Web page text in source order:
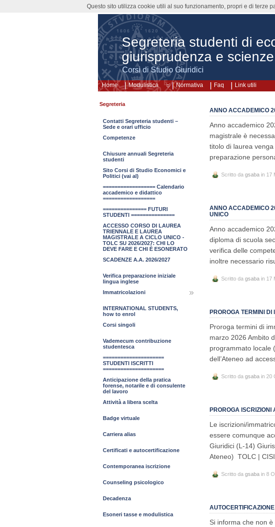
Segreteria studenti di
giurisprudenza e
Corsi di Studio Giuridici
Home Modulistica Normativa Faq Link utili
ANNO ACCADEMICO
Anno accademico
magistrale è
titolo di laurea
preparazione
Scritto da gsaba in 17
ANNO ACCADEMICO
UNICO
Anno accademico
diploma di scuola
verifica delle
inoltre necessario
Scritto da gsaba in 17
PROROGA TERMINI
Proroga termini di
marzo 2026 Ambito
programmato locale
dell’Ateneo ad
Scritto da gsaba in 20
PROROGA ISCRIZIONI
Le iscrizioni/
essere comunque
Giuridici (L-14)
Ateneo) TOLC |
Scritto da gsaba in 8
Si informa che non è
Segreteria
Contatti Segreteria studenti –
Sede e orari ufficio
Competenze
Chiusure annuali Segreteria
studenti
Sito Corsi di Studio Economici e
Politici (vai al)
================== Calendario
accademico e didattico
==================
=============== FUTURI
STUDENTI ===============
ACCESSO CORSO DI LAUREA
TRIENNALE E LAUREA
MAGISTRALE A CICLO UNICO -
TOLC SU 2026/2027: CHI LO
DEVE FARE E CHI È ESONERATO
SCADENZE A.A. 2026/2027
Verifica preparazione iniziale
lingua inglese
Immatricolazioni
INTERNATIONAL STUDENTS,
how to enrol
Corsi singoli
Vademecum contribuzione
studentesca
=====================
STUDENTI ISCRITTI
=====================
Anticipazione della pratica
forense, notarile e di consulente
del lavoro
Attività a libera scelta
Badge virtuale
Carriera alias
Certificati e autocertificazione
Contemporanea iscrizione
Counseling psicologico
Decadenza
Esoneri tasse e modulistica
Questo sito utilizza cookie utili al suo funzionamento, propri e di terze